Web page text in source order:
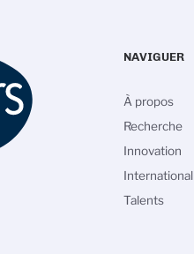
NAVIGUER
À propos
Recherche
Innovation
International
Talents